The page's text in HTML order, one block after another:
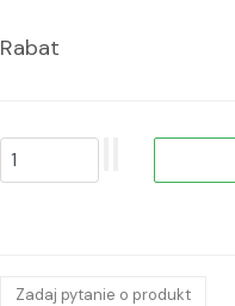
Rabat
Zadaj pytanie o produkt